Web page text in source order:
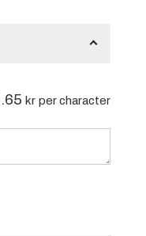
kr per character